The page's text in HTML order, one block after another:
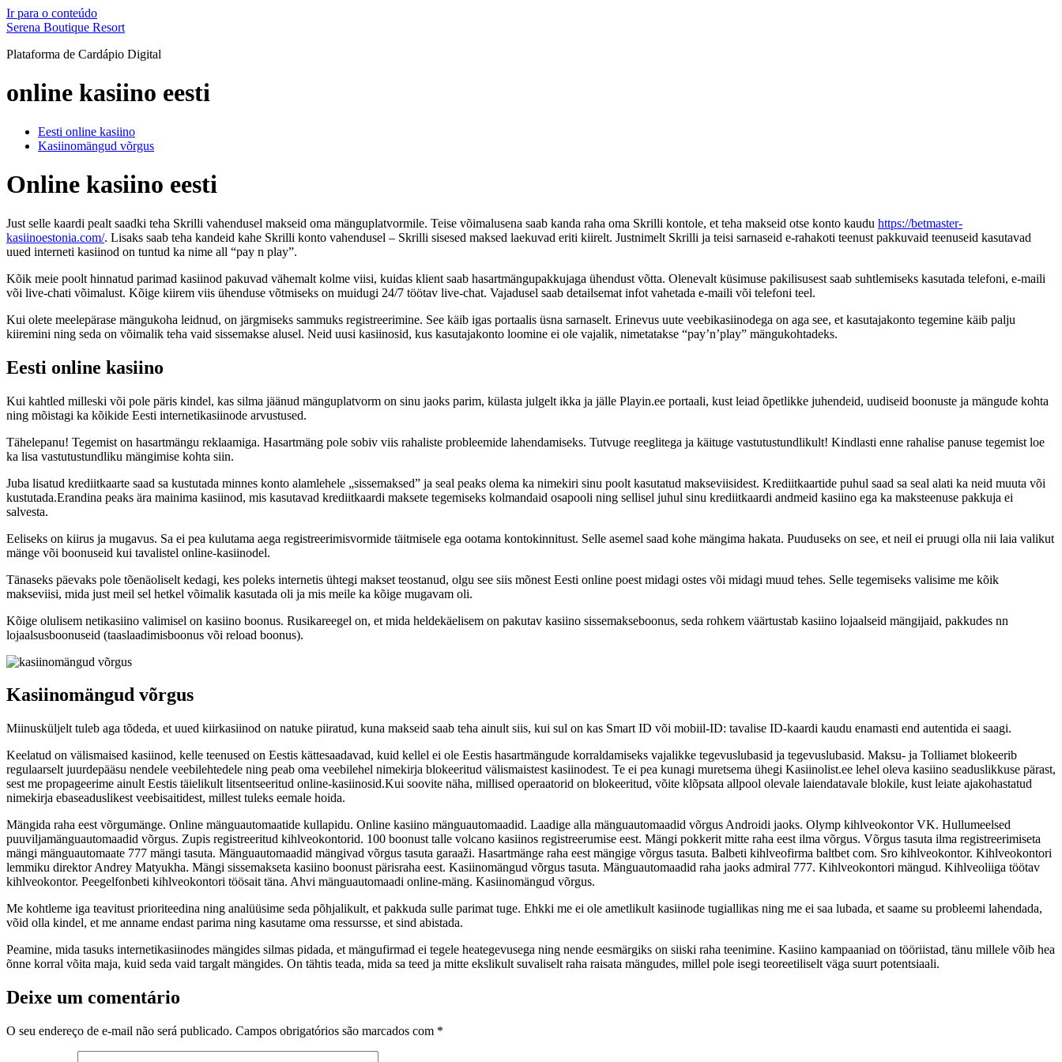
Ir para o conteúdo
Serena Boutique Resort
Plataforma de Cardápio Digital
online kasiino eesti
Eesti online kasiino
Kasiinomängud võrgus
Online kasiino eesti
Just selle kaardi pealt saadki teha Skrilli vahendusel makseid oma mänguplatvormile. Teise võimalusena saab kanda raha oma Skrilli kontole, et teha makseid otse konto kaudu https://betmaster-
kasiinoestonia.com/. Lisaks saab teha kandeid kahe Skrilli konto vahendusel – Skrilli sisesed maksed laekuvad eriti kiirelt. Justnimelt Skrilli ja teisi sarnaseid e-rahakoti teenust pakkuvaid teenuseid kasutavad
uued interneti kasiinod on tuntud ka nime all “pay n play”.
Kõik meie poolt hinnatud parimad kasiinod pakuvad vähemalt kolme viisi, kuidas klient saab hasartmängupakkujaga ühendust võtta. Olenevalt küsimuse pakilisusest saab suhtlemiseks kasutada telefoni, e-maili
või live-chati võimalust. Kõige kiirem viis ühenduse võtmiseks on muidugi 24/7 töötav live-chat. Vajadusel saab detailsemat infot vahetada e-maili või telefoni teel.
Kui olete meelepärase mängukoha leidnud, on järgmiseks sammuks registreerimine. See käib igas portaalis üsna sarnaselt. Erinevus uute veebikasiinodega on aga see, et kasutajakonto tegemine käib palju
kiiremini ning seda on võimalik teha vaid sissemakse alusel. Neid uusi kasiinosid, kus kasutajakonto loomine ei ole vajalik, nimetatakse “pay’n’play” mängukohtadeks.
Eesti online kasiino
Kui kahtled milleski või pole päris kindel, kas silma jäänud mänguplatvorm on sinu jaoks parim, külasta julgelt ikka ja jälle Playin.ee portaali, kust leiad õpetlikke juhendeid, uudiseid boonuste ja mängude kohta
ning mõistagi ka kõikide Eesti internetikasiinode arvustused.
Tähelepanu! Tegemist on hasartmängu reklaamiga. Hasartmäng pole sobiv viis rahaliste probleemide lahendamiseks. Tutvuge reeglitega ja käituge vastutustundlikult! Kindlasti enne rahalise panuse tegemist loe
ka lisa vastutustundliku mängimise kohta siin.
Juba lisatud krediitkaarte saad sa kustutada minnes konto alamlehele „sissemaksed” ja seal peaks olema ka nimekiri sinu poolt kasutatud makseviisidest. Krediitkaartide puhul saad sa seal alati ka neid muuta või
kustutada.Erandina peaks ära mainima kasiinod, mis kasutavad krediitkaardi maksete tegemiseks kolmandaid osapooli ning sellisel juhul sinu krediitkaardi andmeid kasiino ega ka maksteenuse pakkuja ei
salvesta.
Eeliseks on kiirus ja mugavus. Sa ei pea kulutama aega registreerimisvormide täitmisele ega ootama kontokinnitust. Selle asemel saad kohe mängima hakata. Puuduseks on see, et neil ei pruugi olla nii laia valikut
mänge või boonuseid kui tavalistel online-kasiinodel.
Tänaseks päevaks pole tõenäoliselt kedagi, kes poleks internetis ühtegi makset teostanud, olgu see siis mõnest Eesti online poest midagi ostes või midagi muud tehes. Selle tegemiseks valisime me kõik
makseviisi, mida just meil sel hetkel võimalik kasutada oli ja mis meile ka kõige mugavam oli.
Kõige olulisem netikasiino valimisel on kasiino boonus. Rusikareegel on, et mida heldekäelisem on pakutav kasiino sissemakseboonus, seda rohkem väärtustab kasiino lojaalseid mängijaid, pakkudes nn
lojaalsusboonuseid (taaslaadimisboonus või reload boonus).
Kasiinomängud võrgus
Miinusküljelt tuleb aga tõdeda, et uued kiirkasiinod on natuke piiratud, kuna makseid saab teha ainult siis, kui sul on kas Smart ID või mobiil-ID: tavalise ID-kaardi kaudu enamasti end autentida ei saagi.
Keelatud on välismaised kasiinod, kelle teenused on Eestis kättesaadavad, kuid kellel ei ole Eestis hasartmängude korraldamiseks vajalikke tegevuslubasid ja tegevuslubasid. Maksu- ja Tolliamet blokeerib
regulaarselt juurdepääsu nendele veebilehtedele ning peab oma veebilehel nimekirja blokeeritud välismaistest kasiinodest. Te ei pea kunagi muretsema ühegi Kasiinolist.ee lehel oleva kasiino seaduslikkuse pärast,
sest me propageerime ainult Eestis täielikult litsentseeritud online-kasiinosid.Kui soovite näha, millised operaatorid on blokeeritud, võite klõpsata allpool olevale laiendatavale blokile, kust leiate ajakohastatud
nimekirja ebaseaduslikest veebisaitidest, millest tuleks eemale hoida.
Mängida raha eest võrgumänge. Online mänguautomaatide kullapidu. Online kasiino mänguautomaadid. Laadige alla mänguautomaadid võrgus Androidi jaoks. Olymp kihlveokontor VK. Hullumeelsed
puuviljamänguautomaadid võrgus. Zupis registreeritud kihlveokontorid. 100 boonust talle volcano kasiinos registreerumise eest. Mängi pokkerit mitte raha eest ilma võrgus. Võrgus tasuta ilma registreerimiseta
mängi mänguautomaate 777 mängi tasuta. Mänguautomaadid mängivad võrgus tasuta garaaži. Hasartmänge raha eest mängige võrgus tasuta. Balbeti kihlveofirma baltbet com. Sro kihlveokontor. Kihlveokontori
lemmiku direktor Andrey Matyukha. Mängi sissemakseta kasiino boonust pärisraha eest. Kasiinomängud võrgus tasuta. Mänguautomaadid raha jaoks admiral 777. Kihlveokontori mängud. Kihlveoliiga töötav
kihlveokontor. Peegelfonbeti kihlveokontori töösait täna. Ahvi mänguautomaadi online-mäng. Kasiinomängud võrgus.
Me kohtleme iga teavitust prioriteedina ning analüüsime seda põhjalikult, et pakkuda sulle parimat tuge. Ehkki me ei ole ametlikult kasiinode tugiallikas ning me ei saa lubada, et saame su probleemi lahendada,
võid olla kindel, et me anname endast parima ning kasutame oma ressursse, et sind abistada.
Peamine, mida tasuks internetikasiinodes mängides silmas pidada, et mängufirmad ei tegele heategevusega ning nende eesmärgiks on siiski raha teenimine. Kasiino kampaaniad on tööriistad, tänu millele võib hea
õnne korral võita maja, kuid seda vaid targalt mängides. On tähtis teada, mida sa teed ja mitte ekslikult suvaliselt raha raisata mängudes, millel pole isegi teoreetiliselt väga suurt potentsiaali.
Deixe um comentário
O seu endereço de e-mail não será publicado. Campos obrigatórios são marcados com *